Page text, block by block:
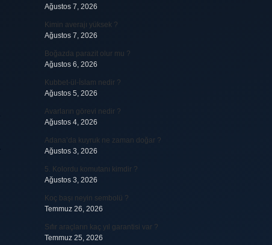
Ağustos 7, 2026
Kimin averajı yüksek ?
Ağustos 7, 2026
Boğazda parazit olur mu ?
Ağustos 6, 2026
Kubbet-ül-İslam nedir ?
Ağustos 5, 2026
Avarların görevi nedir ?
Ağustos 4, 2026
Adana’da kuyruk ne zaman doğar ?
Ağustos 3, 2026
5. Kolordu komutanı kimdir ?
Ağustos 3, 2026
Koç başı neyin sembolü ?
Temmuz 26, 2026
Sıfır araçların kaç yıl garantisi var ?
Temmuz 25, 2026